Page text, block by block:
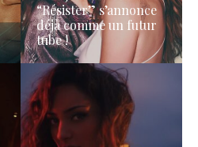
“Résister” s’annonce
déjà comme un futur
tube !